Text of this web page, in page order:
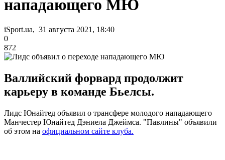
нападающего МЮ
iSport.ua, 31 августа 2021, 18:40
0
872
Валлийский форвард продолжит
карьеру в команде Бьелсы.
Лидс Юнайтед объявил о трансфере молодого нападающего
Манчестер Юнайтед Дэниела Джеймса. "Павлины" объявили
об этом на официальном сайте клуба.